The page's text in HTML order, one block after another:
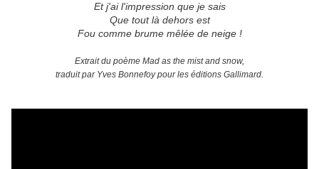
Et j'ai l'impression que je sais
Que tout là dehors est
Fou comme brume mêlée de neige !
Extrait du poème Mad as the mist and snow,
traduit par Yves Bonnefoy pour les éditions Gallimard.